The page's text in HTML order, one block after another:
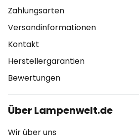
Zahlungsarten
Versandinformationen
Kontakt
Herstellergarantien
Bewertungen
Über Lampenwelt.de
Wir über uns